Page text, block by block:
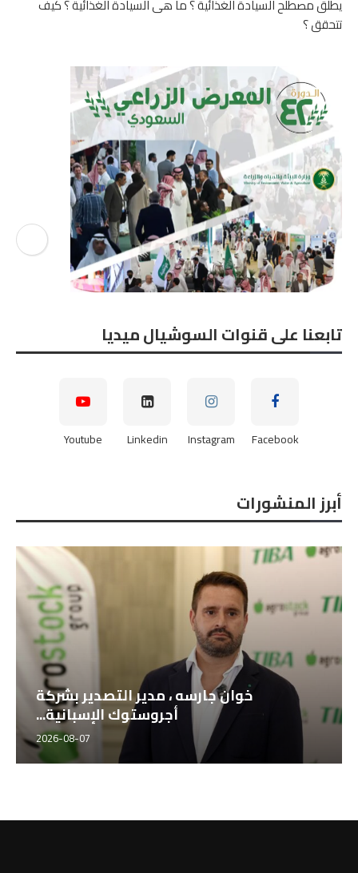
يطلق مصطلح السيادة الغذائية ؟ ما هى السيادة الغذائية ؟ كيف
تتحقق ؟
تابعنا على قنوات السوشيال ميديا
Facebook
Instagram
Linkedin
Youtube
أبرز المنشورات
خوان جارسه ، مدير التصدير بشركة
أجروستوك الإسبانية...
2026-08-07